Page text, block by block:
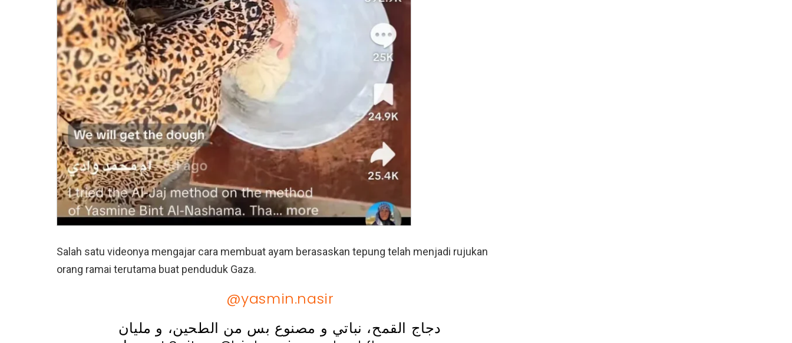
Salah satu videonya mengajar cara membuat ayam berasaskan tepung telah menjadi rujukan
orang ramai terutama buat penduduk Gaza.
@yasmin.nasir
دجاج القمح، نباتي و مصنوع بس من الطحين، و مليان